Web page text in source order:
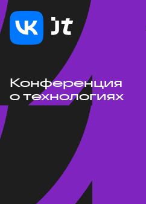
Конференция
о технологиях